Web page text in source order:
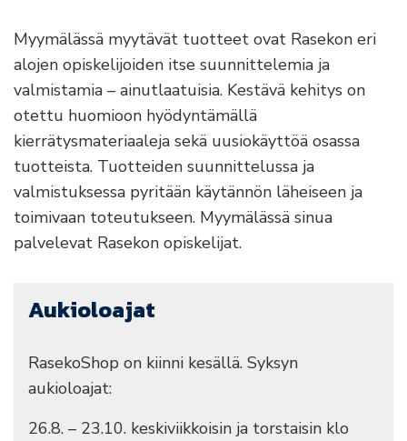
Myymälässä myytävät tuotteet ovat Rasekon eri
alojen opiskelijoiden itse suunnittelemia ja
valmistamia – ainutlaatuisia. Kestävä kehitys on
otettu huomioon hyödyntämällä
kierrätysmateriaaleja sekä uusiokäyttöä osassa
tuotteista. Tuotteiden suunnittelussa ja
valmistuksessa pyritään käytännön läheiseen ja
toimivaan toteutukseen. Myymälässä sinua
palvelevat Rasekon opiskelijat.
Aukioloajat
RasekoShop on kiinni kesällä. Syksyn
aukioloajat:
26.8. – 23.10. keskiviikkoisin ja torstaisin klo